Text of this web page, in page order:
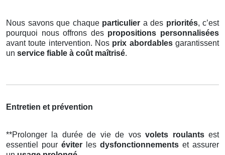
Nous savons que chaque particulier a des priorités, c’est
pourquoi nous offrons des propositions personnalisées
avant toute intervention. Nos prix abordablesgarantissent
un service fiable à coût maîtrisé.
Entretien et prévention
**Prolonger la durée de vie de vosvolets roulantsest
essentiel pour éviter les dysfonctionnements et assurer